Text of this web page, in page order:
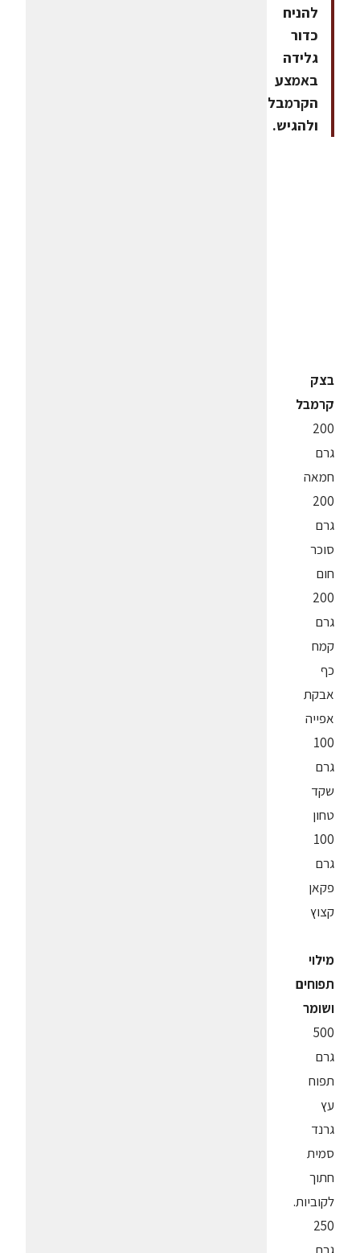
להניח
כדור
גלידה
באמצע
הקרמבל
ולהגיש.
בצק
קרמבל
200
גרם
חמאה
200
גרם
סוכר
חום
200
גרם
קמח
כף
אבקת
אפייה
100
גרם
שקד
טחון
100
גרם
פקאן
קצוץ
מילוי
תפוחים
ושומר
500
גרם
תפוח
עץ
גרנד
סמית
חתוך
לקוביות.
250